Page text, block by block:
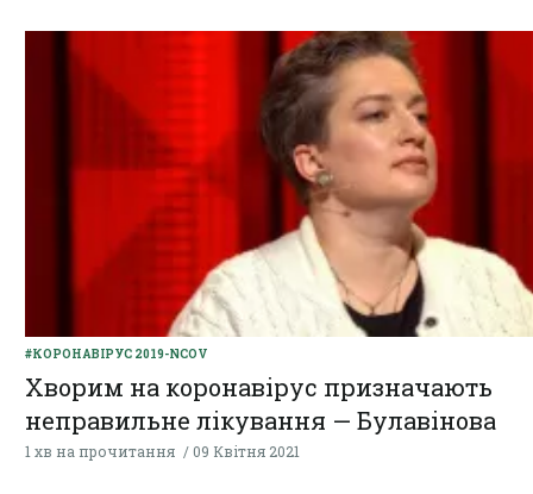
#КОРОНАВІРУС 2019-NCOV
Хворим на коронавірус призначають
неправильне лікування — Булавінова
1 хв на прочитання 09 Квітня 2021